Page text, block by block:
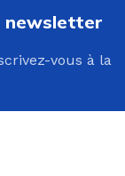
newsletter
vous à la